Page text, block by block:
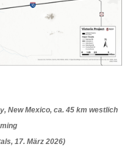
New Mexico, ca. 45 km westlich
17. März 2026)